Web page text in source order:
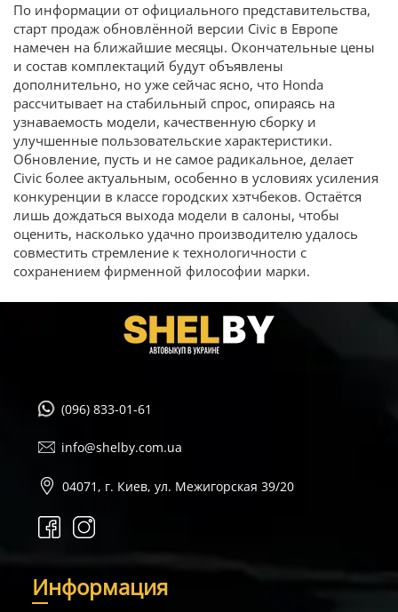
По информации от официального представительства,
старт продаж обновлённой версии Civic в Европе
намечен на ближайшие месяцы. Окончательные цены
и состав комплектаций будут объявлены
дополнительно, но уже сейчас ясно, что Honda
рассчитывает на стабильный спрос, опираясь на
узнаваемость модели, качественную сборку и
улучшенные пользовательские характеристики.
Обновление, пусть и не самое радикальное, делает
Civic более актуальным, особенно в условиях усиления
конкуренции в классе городских хэтчбеков. Остаётся
лишь дождаться выхода модели в салоны, чтобы
оценить, насколько удачно производителю удалось
совместить стремление к технологичности с
сохранением фирменной философии марки.
(096) 833-01-61
info@shelby.com.ua
04071, г. Киев, ул. Межигорская 39/20
Информация